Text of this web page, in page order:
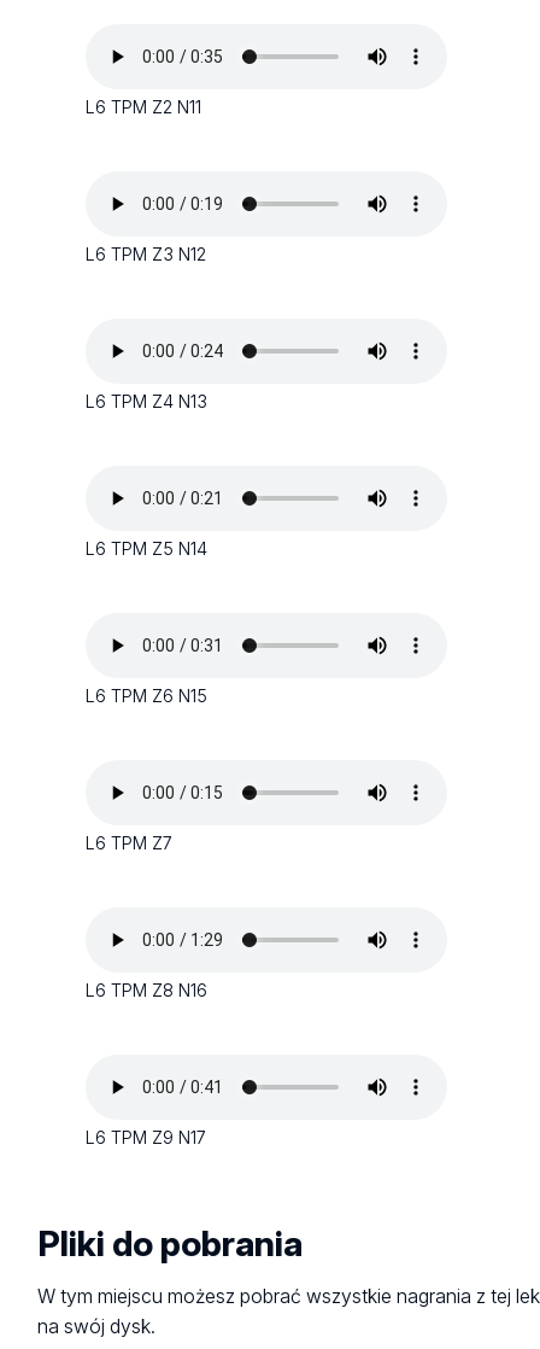
L6 TPM Z2 N11
L6 TPM Z3 N12
L6 TPM Z4 N13
L6 TPM Z5 N14
L6 TPM Z6 N15
L6 TPM Z7
L6 TPM Z8 N16
L6 TPM Z9 N17
Pliki do pobrania
W tym miejscu możesz pobrać wszystkie nagrania z tej
na swój dysk.